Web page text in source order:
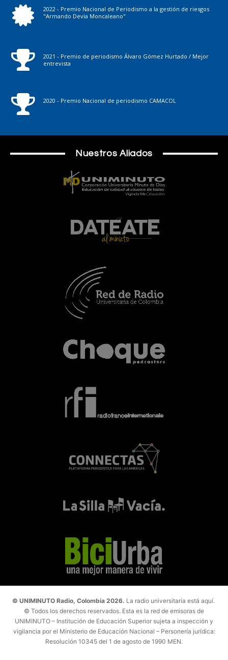
2022 - Premio Nacional de Periodismo a la gestión de riesgos
"Armando Devia Moncaleano"
2021 - Premio de periodismo Álvaro Gómez Hurtado / Mejor
entrevista
2020 - Premio Nacional de periodismo CAMACOL
Nuestros Aliados
© UNIMINUTO Radio, Colombia 2026. La radio universitaria está aquí.
© Todos los derechos reservados. Esta es la red de emisoras de
UNIMINUTO – Institución de Educación Superior sujeta a inspección y
vigilancia por el Ministerio de Educación Nacional – Personería jurídica:
Resolución 10345 del 1 de agosto de 1990 MEN.